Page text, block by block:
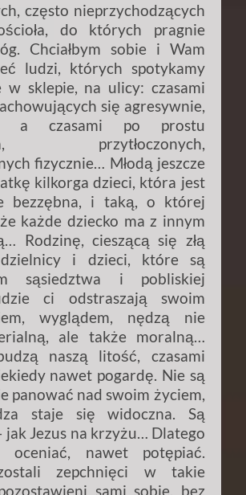
często nieprzychodzących
do których pragnie
Chciałbym sobie i Wam
ludzi, których spotykamy
w sklepie, na ulicy: czasami
się agresywnie,
a czasami po prostu
przytłoczonych,
fizycznie… Młodą jeszcze
kilkorga dzieci, która jest
bezzębna, i taką, o której
każde dziecko ma z innym
Rodzinę, cieszącą się złą
i dzieci, które są
sąsiedztwa i pobliskiej
ci odstraszają swoim
wyglądem, nędzą nie
ale także moralną…
naszą litość, czasami
nawet pogardę. Nie są
panować nad swoim życiem,
staje się widoczna. Są
jak Jezus na krzyżu… Dlatego
oceniać, nawet potępiać.
zepchnięci w takie
sami sobie, bez